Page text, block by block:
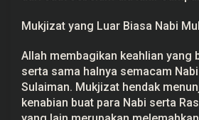
Mukjizat yang Luar Biasa Nabi
Allah membagikan keahlian yang
serta sama halnya semacam
Sulaiman. Mukjizat hendak
kenabian buat para Nabi serta